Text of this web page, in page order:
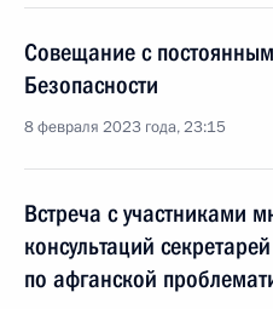
Совещание с
Безопасности
8 февраля 2023 года, 23:15
Встреча с участниками
консультаций
по афганской